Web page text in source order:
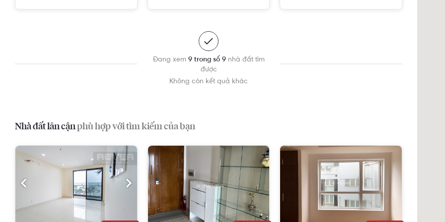
Đang xem 9 trong số 9nhà đất tìm
được
Không còn kết quả khác
Nhà đất lân cậnphù hợp với tìm kiếm của bạn